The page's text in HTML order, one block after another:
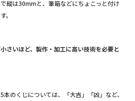
縦は30mmと、筆箱などにちょこっと付け
。
さいほど、製作・加工に高い技術を必要と
のくじについては、「大吉」「凶」など、